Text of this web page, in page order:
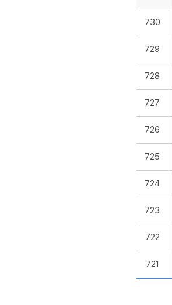
730
729
728
727
726
725
724
723
722
721